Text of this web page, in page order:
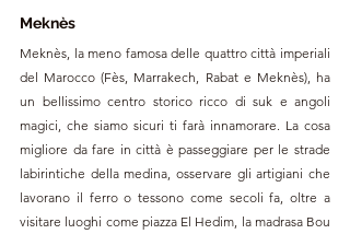
Meknès
Meknès, la meno famosa delle quattro città imperiali
del Marocco (Fès, Marrakech, Rabat e Meknès), ha
un bellissimo centro storico ricco di suk e angoli
magici, che siamo sicuri ti farà innamorare. La cosa
migliore da fare in città è passeggiare per le strade
labirintiche della medina, osservare gli artigiani che
lavorano il ferro o tessono come secoli fa, oltre a
visitare luoghi come piazza El Hedim, la madrasa Bou